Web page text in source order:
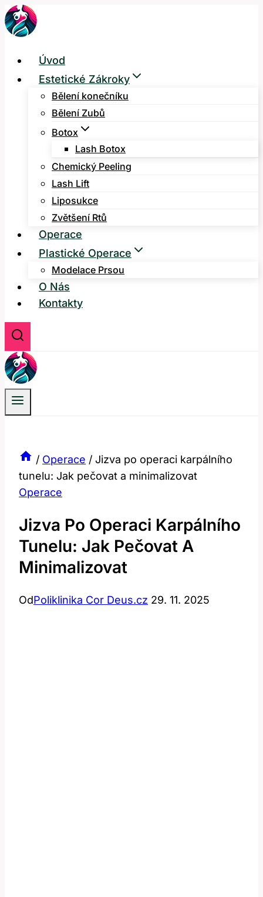
Přeskočit
na
Úvod
Estetické Zákroky
Bělení konečníku
Bělení Zubů
Botox
Lash Botox
Chemický Peeling
Lash Lift
Liposukce
Zvětšení Rtů
Operace
Plastické Operace
Modelace Prsou
O Nás
Kontakty
/ Operace / Jizva po operaci karpálního
tunelu: Jak pečovat a minimalizovat
Operace
Jizva Po Operaci Karpálního
Tunelu: Jak Pečovat A
Minimalizovat
OdPoliklinika Cor Deus.cz 29. 11. 2025